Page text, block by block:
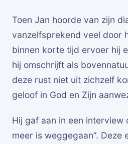
Toen Jan hoorde van zijn
vanzelfsprekend veel door
binnen korte tijd ervoer hij
hij omschrijft als
deze rust niet uit zichzelf
geloof in God en Zijn
Hij gaf aan in een interview
meer is weggegaan”.